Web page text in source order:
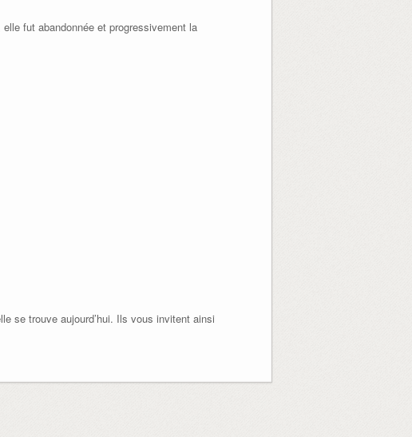
fut abandonnée et progressivement la
se trouve aujourd’hui. Ils vous invitent ainsi